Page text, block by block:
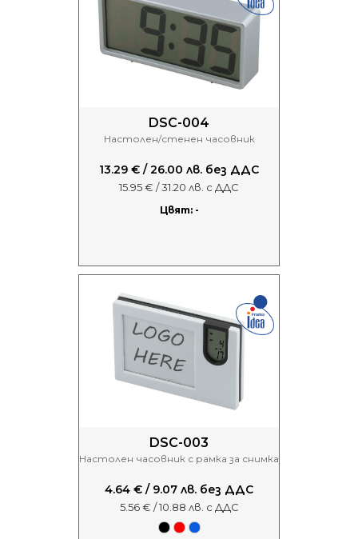
DSC-004
Настолен/стенен часовник
13.29 € / 26.00 лв. без ДДС
15.95 € / 31.20 лв. с ДДС
Цвят: -
DSC-003
Настолен часовник с рамка за снимка
4.64 € / 9.07 лв. без ДДС
5.56 € / 10.88 лв. с ДДС